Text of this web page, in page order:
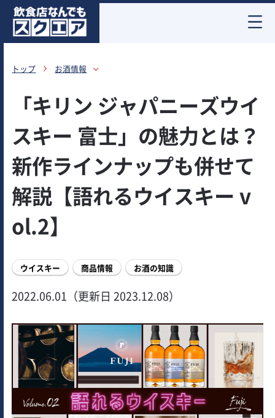
トップ お酒情報
「キリン ジャパニーズウイ
スキー 富士」の魅力とは？
新作ラインナップも併せて
解説【語れるウイスキー v
ol.2】
ウイスキー 商品情報 お酒の知識
2022.06.01（更新日 2023.12.08）